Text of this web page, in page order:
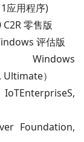
应用程序)
零售版
评估版
）
Foundation,